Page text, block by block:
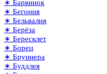
∗ Барвинок
∗ Бегония
∗ Бельвалия
∗ Берёза
∗ Бересклет
∗ Борец
∗ Бруннера
∗ Буддлея